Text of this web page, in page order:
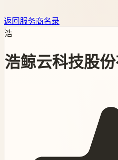
返回服务商名录
浩
浩鲸云科技股